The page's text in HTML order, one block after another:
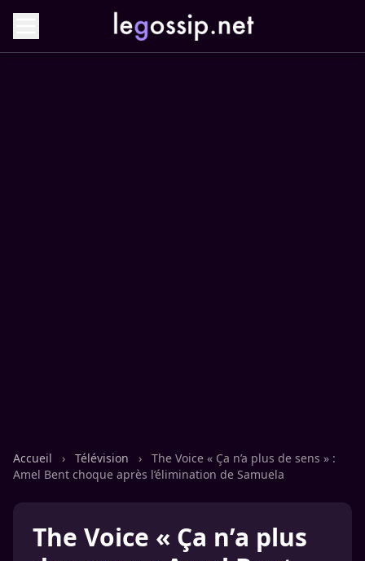
Accueil › Télévision ›
The Voice « Ça n’a plus de sens » :
Amel Bent choque après l’élimination de Samuela
The Voice « Ça n’a plus